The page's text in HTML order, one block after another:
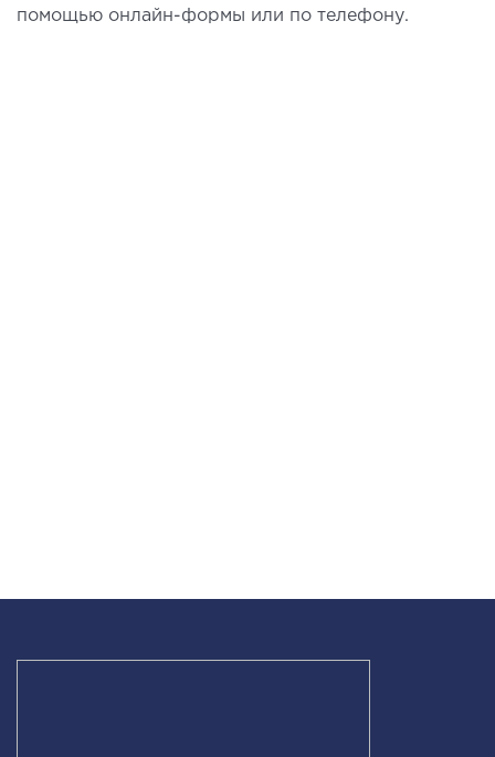
помощью онлайн-формы или по телефону.